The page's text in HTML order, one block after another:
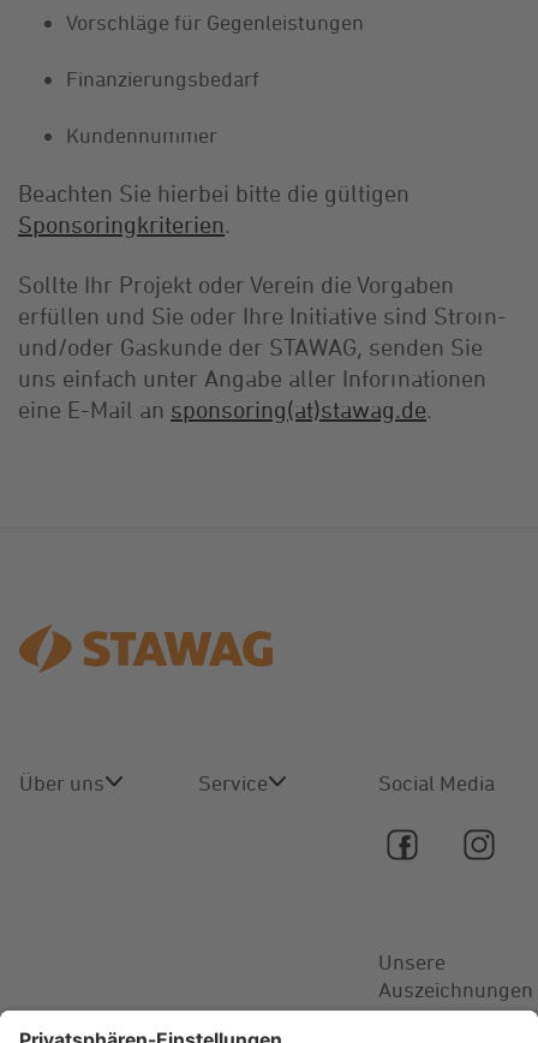
Vorschläge für Gegenleistungen
Finanzierungsbedarf
Kundennummer
Beachten Sie hierbei bitte die gültigen
Sponsoringkriterien.
Sollte Ihr Projekt oder Verein die Vorgaben
erfüllen und Sie oder Ihre Initiative sind Strom-
und/oder Gaskunde der STAWAG, senden Sie
uns einfach unter Angabe aller Informationen
eine E-Mail an sponsoring(at)stawag.de.
Über uns Service Social Media
Unsere
Auszeichnungen